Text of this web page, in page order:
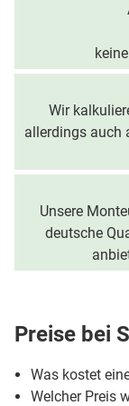
Wir
allerdings auch
Unsere
deutsche
Preise bei
Was kostet
Welcher Preis